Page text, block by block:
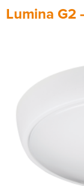
Lumina G2